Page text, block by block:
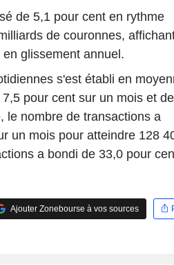
de 5,1 pour cent en rythme
de couronnes,
glissement annuel.
s'est établi en
pour cent sur un mois et
le nombre de transactions a
un mois pour atteindre 128
a bondi de 33,0 pour
Ajouter Zonebourse à vos sources